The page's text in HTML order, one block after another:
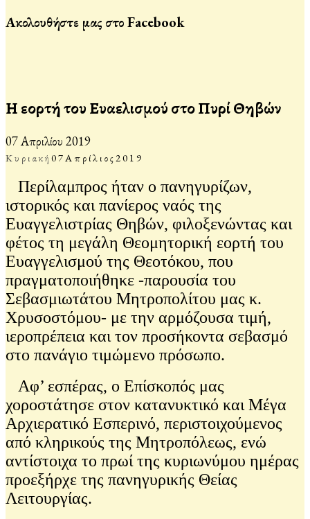
Ακολουθήστε μας στο Facebook
Η εορτή του Ευαγγελισμού στο Πυρί Θηβών
07 Απριλίου 2019
Κυριακή07Απρίλιος2019
Περίλαμπρος ήταν ο πανηγυρίζων,
ιστορικός και πανίερος ναός της
Ευαγγελιστρίας Θηβών, φιλοξενώντας και
φέτος τη μεγάλη Θεομητορική εορτή του
Ευαγγελισμού της Θεοτόκου, που
πραγματοποιήθηκε -παρουσία του
Σεβασμιωτάτου Μητροπολίτου μας κ.
Χρυσοστόμου- με την αρμόζουσα τιμή,
ιεροπρέπεια και τον προσήκοντα σεβασμό
στο πανάγιο τιμώμενο πρόσωπο.
Αφ’ εσπέρας, ο Επίσκοπός μας
χοροστάτησε στον κατανυκτικό και Μέγα
Αρχιερατικό Εσπερινό, περιστοιχούμενος
από κληρικούς της Μητροπόλεως, ενώ
αντίστοιχα το πρωί της κυριωνύμου ημέρας
προεξήρχε της πανηγυρικής Θείας
Λειτουργίας.